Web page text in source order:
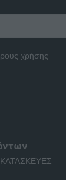
χρήσης